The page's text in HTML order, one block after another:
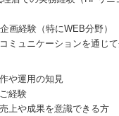
画経験（特にWEB分野）
ミュニケーションを通じ
や運用の知見
経験
上や成果を意識できる方